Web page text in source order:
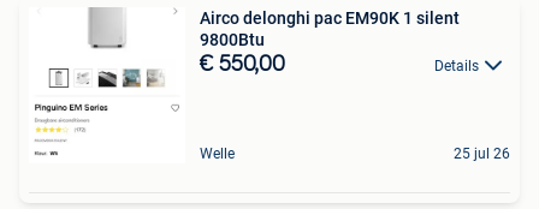
Airco delonghi pac EM90K 1 silent
9800Btu
€ 550,00 Details
Welle 25 jul 26